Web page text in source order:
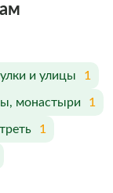
и улицы 1
монастыри 1
1